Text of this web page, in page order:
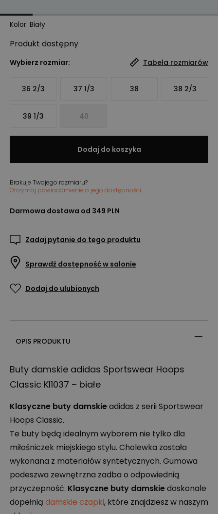
Kolor: Biały
Produkt dostępny
Wybierz rozmiar: Tabela rozmiarów
36 2/3 37 1/3 38 38 2/3
39 1/3 40
Dodaj do koszyka
Brakuje Twojego rozmiaru?
Otrzymaj powiadomienie o jego dostępności
Darmowa dostawa od 349 PLN
Zadaj pytanie do tego produktu
Sprawdź dostępność w salonie
Dodaj do ulubionych
OPIS PRODUKTU
Buty damskie adidas Sportswear Hoops
Classic KI1037 – białe
Klasyczne buty damskieadidas z serii Sportswear
Hoops Classic.
Te buty będą idealnym wyborem nie tylko dla
miłośniczek miejskiego stylu. Cholewka została
wykonana z materiałów syntetycznych. Gumowa
podeszwa zewnętrzna zadba o odpowiednią
przyczepność. Klasyczne buty damskiedoskonale
dopełnią damskie czapki, które znajdziesz w naszym